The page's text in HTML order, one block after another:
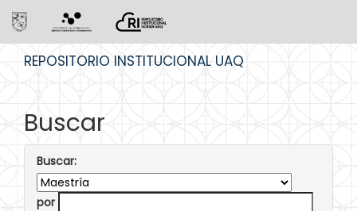
REPOSITORIO INSTITUCIONAL UAQ
Buscar
Buscar:
por